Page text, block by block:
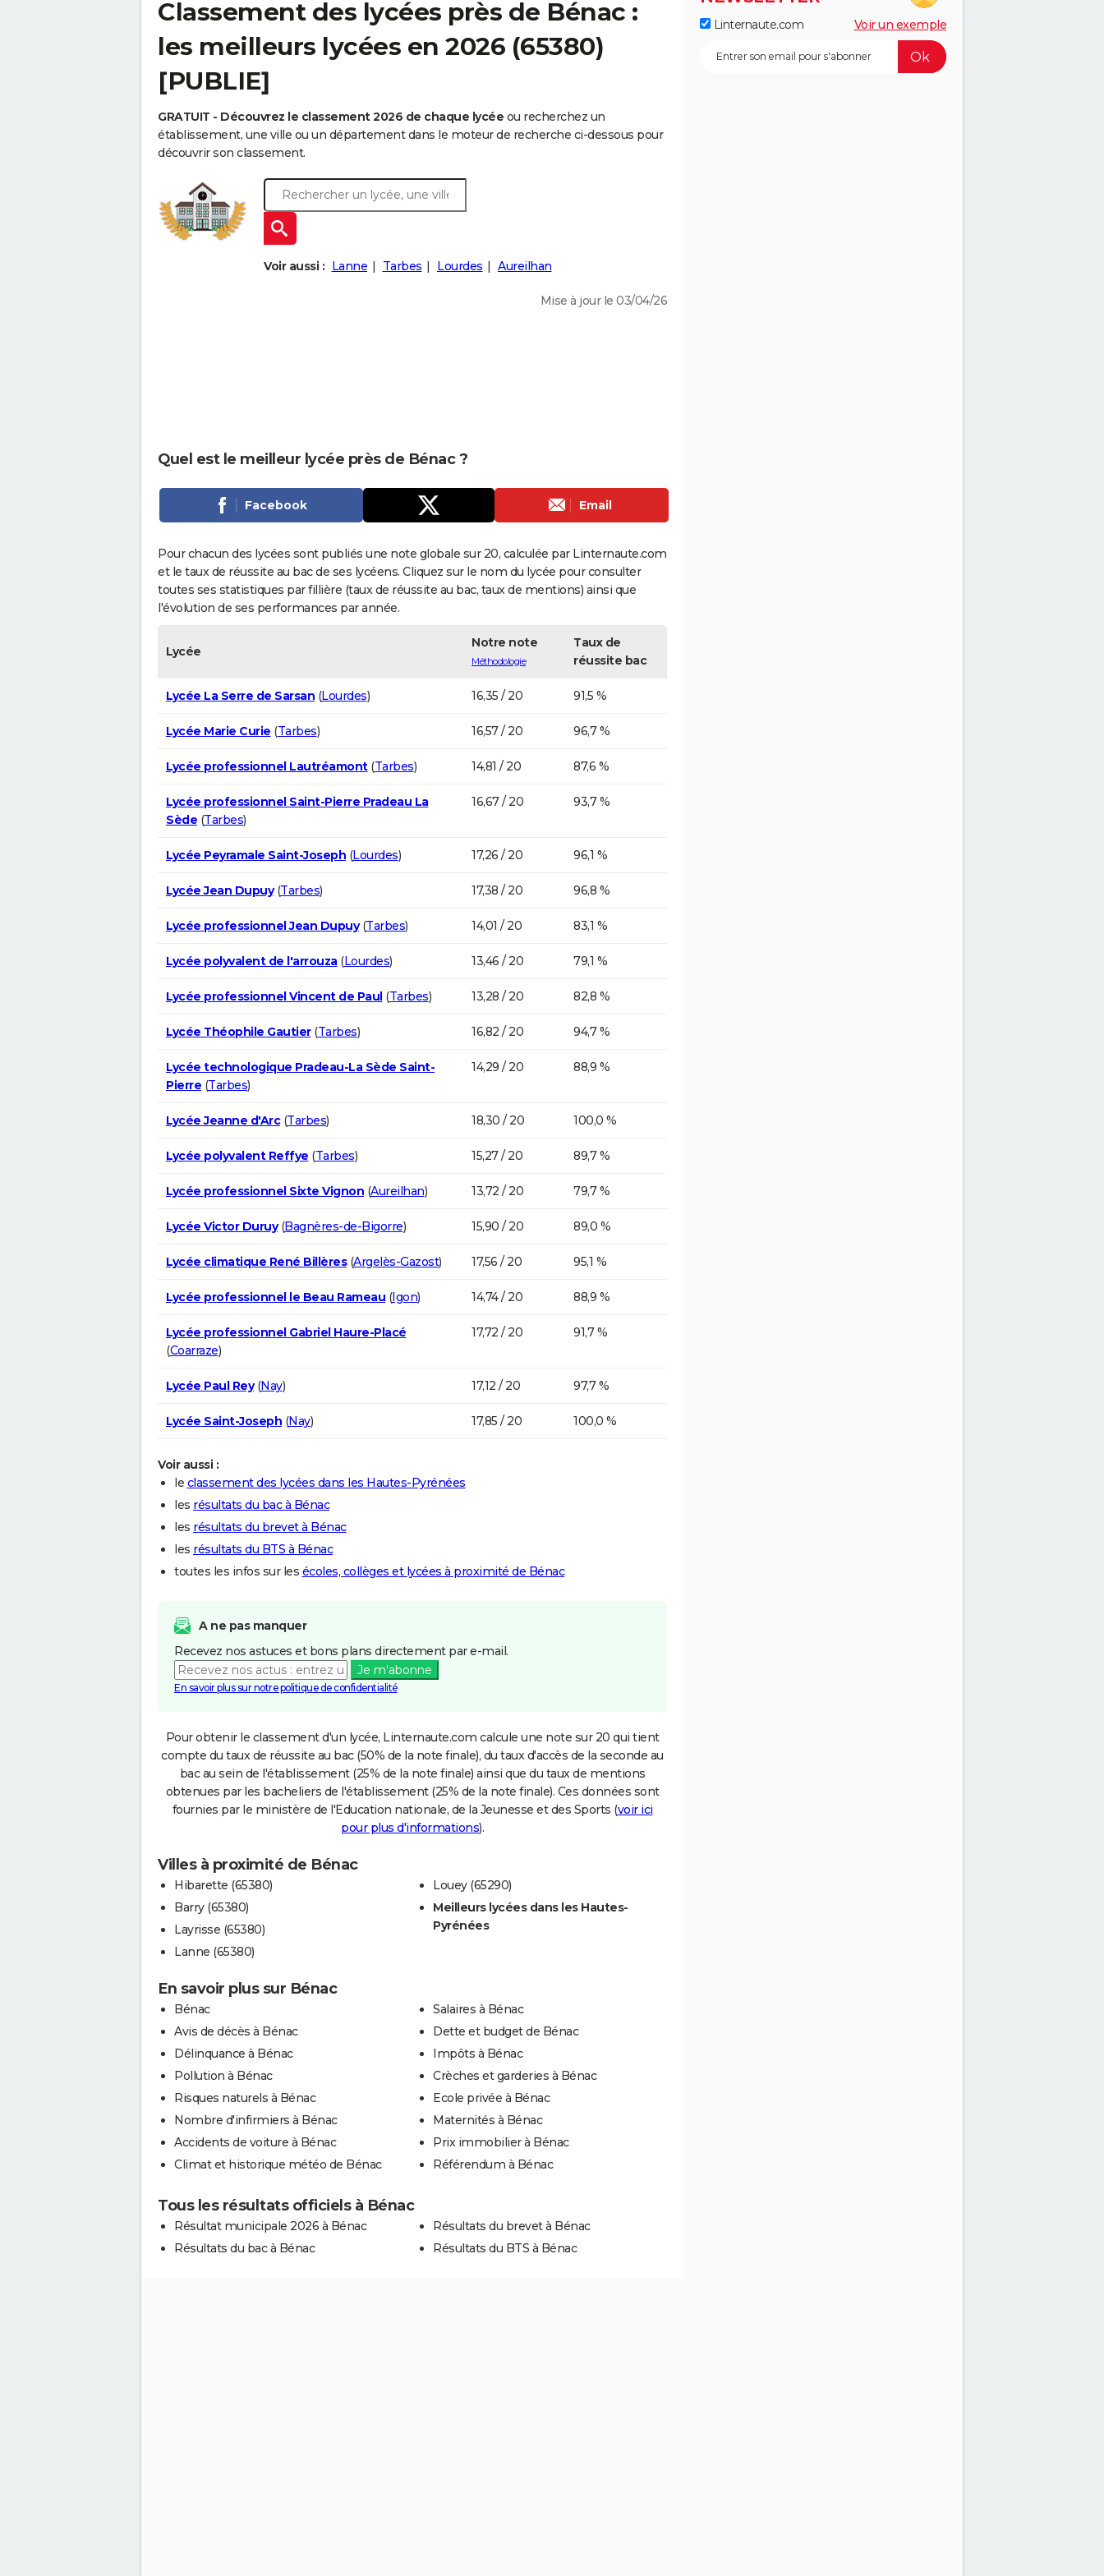
Classement des lycées près de Bénac :
les meilleurs lycées en 2026 (65380)
[PUBLIE]
GRATUIT - Découvrez le classement 2026 de chaque lycée ou recherchez un
établissement, une ville ou un département dans le moteur de recherche ci-dessous pour
découvrir son classement.
Voir aussi : Lanne Tarbes Lourdes Aureilhan
Mise à jour le 03/04/26
Quel est le meilleur lycée près de Bénac ?
Facebook Email
Pour chacun des lycées sont publiés une note globale sur 20, calculée par Linternaute.com
et le taux de réussite au bac de ses lycéens. Cliquez sur le nom du lycée pour consulter
toutes ses statistiques par fillière (taux de réussite au bac, taux de mentions) ainsi que
l'évolution de ses performances par année.
Lycée
Notre note
Méthodologie
Taux de
réussite bac
Lycée La Serre de Sarsan (Lourdes) 16,35 / 20 91,5 %
Lycée Marie Curie (Tarbes) 16,57 / 20 96,7 %
Lycée professionnel Lautréamont(Tarbes) 14,81 / 20 87,6 %
Lycée professionnel Saint-Pierre Pradeau La
Sède (Tarbes)
16,67 / 20 93,7 %
Lycée Peyramale Saint-Joseph (Lourdes) 17,26 / 20 96,1 %
Lycée Jean Dupuy(Tarbes) 17,38 / 20 96,8 %
Lycée professionnel Jean Dupuy(Tarbes) 14,01 / 20 83,1 %
Lycée polyvalent de l'arrouza(Lourdes) 13,46 / 20 79,1 %
Lycée professionnel Vincent de Paul(Tarbes) 13,28 / 20 82,8 %
Lycée Théophile Gautier(Tarbes) 16,82 / 20 94,7 %
Lycée technologique Pradeau-La Sède Saint-
Pierre (Tarbes)
14,29 / 20 88,9 %
Lycée Jeanne d'Arc(Tarbes) 18,30 / 20 100,0 %
Lycée polyvalent Reffye (Tarbes) 15,27 / 20 89,7 %
Lycée professionnel Sixte Vignon (Aureilhan) 13,72 / 20 79,7 %
Lycée Victor Duruy(Bagnères-de-Bigorre) 15,90 / 20 89,0 %
Lycée climatique René Billères(Argelès-Gazost) 17,56 / 20 95,1 %
Lycée professionnel le Beau Rameau (Igon) 14,74 / 20 88,9 %
Lycée professionnel Gabriel Haure-Placé
(Coarraze)
17,72 / 20 91,7 %
Lycée Paul Rey(Nay) 17,12 / 20 97,7 %
Lycée Saint-Joseph (Nay) 17,85 / 20 100,0 %
Voir aussi :
le classement des lycées dans les Hautes-Pyrénées
les résultats du bac à Bénac
les résultats du brevet à Bénac
les résultats du BTS à Bénac
toutes les infos sur les écoles, collèges et lycées à proximité de Bénac
A ne pas manquer
Recevez nos astuces et bons plans directement par e-mail.
Je m'abonne
En savoir plus sur notre politique de confidentialité
Pour obtenir le classement d'un lycée, Linternaute.com calcule une note sur 20 qui tient
compte du taux de réussite au bac (50% de la note finale), du taux d'accès de la seconde au
bac au sein de l'établissement (25% de la note finale) ainsi que du taux de mentions
obtenues par les bacheliers de l'établissement (25% de la note finale). Ces données sont
fournies par le ministère de l'Education nationale, de la Jeunesse et des Sports (voir ici
pour plus d'informations).
Villes à proximité de Bénac
Hibarette (65380)
Barry (65380)
Layrisse (65380)
Lanne (65380)
Louey (65290)
Meilleurs lycées dans les Hautes-
Pyrénées
En savoir plus sur Bénac
Bénac
Avis de décès à Bénac
Délinquance à Bénac
Pollution à Bénac
Risques naturels à Bénac
Nombre d'infirmiers à Bénac
Accidents de voiture à Bénac
Climat et historique météo de Bénac
Salaires à Bénac
Dette et budget de Bénac
Impôts à Bénac
Crèches et garderies à Bénac
Ecole privée à Bénac
Maternités à Bénac
Prix immobilier à Bénac
Référendum à Bénac
Tous les résultats officiels à Bénac
Résultat municipale 2026 à Bénac
Résultats du bac à Bénac
Résultats du brevet à Bénac
Résultats du BTS à Bénac
Linternaute.com Voir un exemple